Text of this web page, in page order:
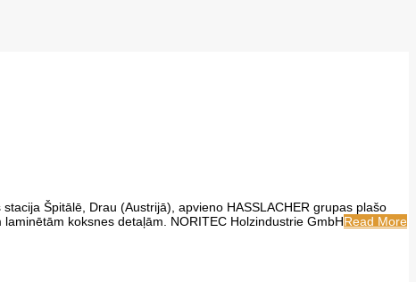
Špitālē, Drau (Austrijā), apvieno HASSLACHER grupas plašo
koksnes detaļām. NORITEC Holzindustrie GmbHRead More